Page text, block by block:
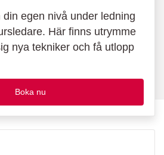
egen nivå under ledning
Här finns utrymme
nya tekniker och få utlopp
Boka nu